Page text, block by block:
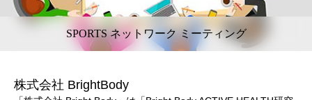
SPORTS ネットワーク ミーティング
株式会社 BrightBody